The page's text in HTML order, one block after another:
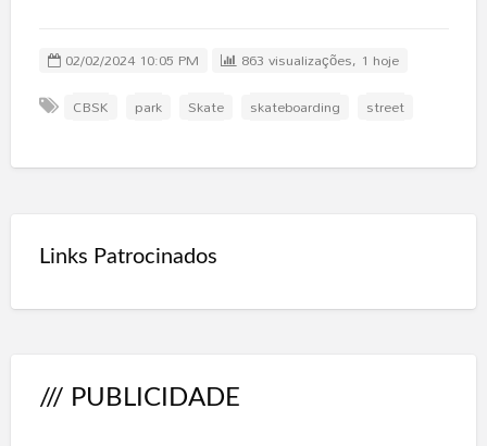
02/02/2024 10:05 PM
863 visualizações, 1 hoje
CBSK
park Skate skateboarding street
Links Patrocinados
/// PUBLICIDADE